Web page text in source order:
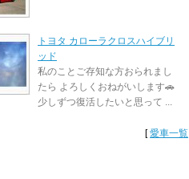
トヨタ カローラクロスハイブリ
ッド
私のことご存知な方おられまし
たら よろしくおねがいします🚗
少しずつ復活したいと思って ...
[愛車一覧